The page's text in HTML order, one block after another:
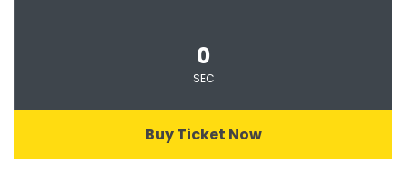
0
SEC
Buy Ticket Now